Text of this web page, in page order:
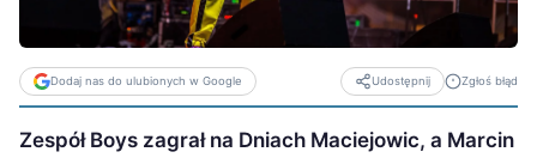
Dodaj nas do ulubionych w Google Udostępnij Zgłoś błąd
Zespół Boys zagrał na Dniach Maciejowic, a Marcin